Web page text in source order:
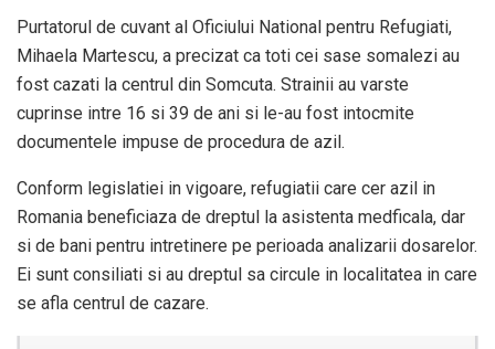
Purtatorul de cuvant al Oficiului National pentru Refugiati,
Mihaela Martescu, a precizat ca toti cei sase somalezi au
fost cazati la centrul din Somcuta. Strainii au varste
cuprinse intre 16 si 39 de ani si le-au fost intocmite
documentele impuse de procedura de azil.
Conform legislatiei in vigoare, refugiatii care cer azil in
Romania beneficiaza de dreptul la asistenta medficala, dar
si de bani pentru intretinere pe perioada analizarii dosarelor.
Ei sunt consiliati si au dreptul sa circule in localitatea in care
se afla centrul de cazare.